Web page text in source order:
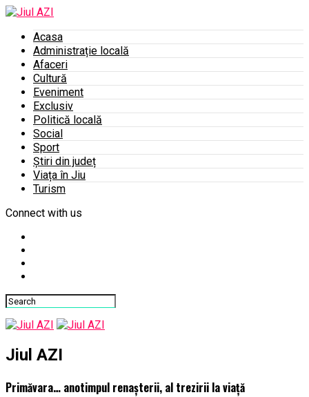
Acasa
Administrație locală
Afaceri
Cultură
Eveniment
Exclusiv
Politică locală
Social
Sport
Știri din județ
Viața în Jiu
Turism
Connect with us
Jiul AZI
Primăvara… anotimpul renașterii, al trezirii la viață